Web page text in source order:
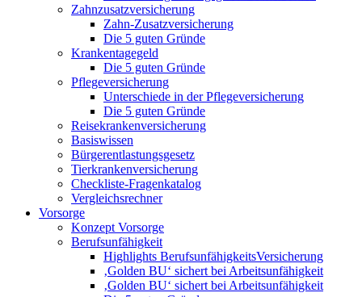
Zahnzusatzversicherung
Zahn-Zusatzversicherung
Die 5 guten Gründe
Krankentagegeld
Die 5 guten Gründe
Pflegeversicherung
Unterschiede in der Pflegeversicherung
Die 5 guten Gründe
Reisekrankenversicherung
Basiswissen
Bürgerentlastungsgesetz
Tierkrankenversicherung
Checkliste-Fragenkatalog
Vergleichsrechner
Vorsorge
Konzept Vorsorge
Berufsunfähigkeit
Highlights BerufsunfähigkeitsVersicherung
‚Golden BU‘ sichert bei Arbeitsunfähigkeit
‚Golden BU‘ sichert bei Arbeitsunfähigkeit